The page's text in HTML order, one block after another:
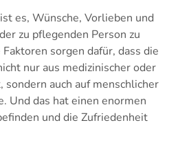
es, Wünsche, Vorlieben und
zu pflegenden Person zu
sorgen dafür, dass die
nur aus medizinischer oder
sondern auch auf menschlicher
Und das hat einen enormen
und die Zufriedenheit